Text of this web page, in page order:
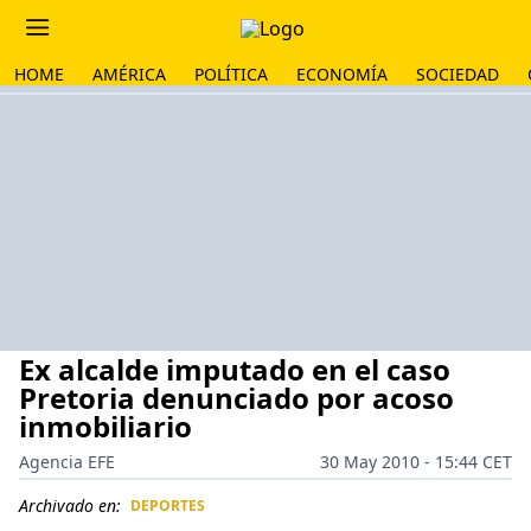
HOME AMÉRICA POLÍTICA ECONOMÍA SOCIEDAD
Ex alcalde imputado en el caso
Pretoria denunciado por acoso
inmobiliario
Agencia EFE
30 May 2010 - 15:44 CET
Archivado en: DEPORTES